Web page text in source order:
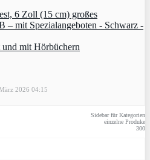
mit Hörbüchern
2026 04:15
Sidebar für Kategorien
einzelne Produke
300